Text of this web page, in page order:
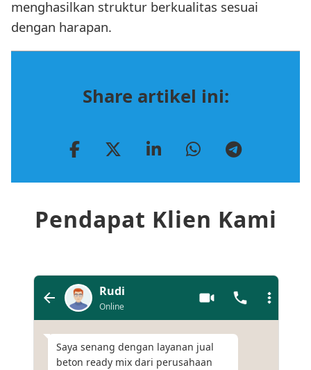
menghasilkan struktur berkualitas sesuai
dengan harapan.
Share artikel ini:
Pendapat Klien Kami
Rudi
Online
Saya senang dengan layanan jual
beton ready mix dari perusahaan